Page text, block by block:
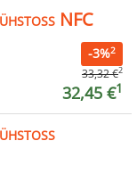
NFC
-3%2
33,32 €2
32,45 €1